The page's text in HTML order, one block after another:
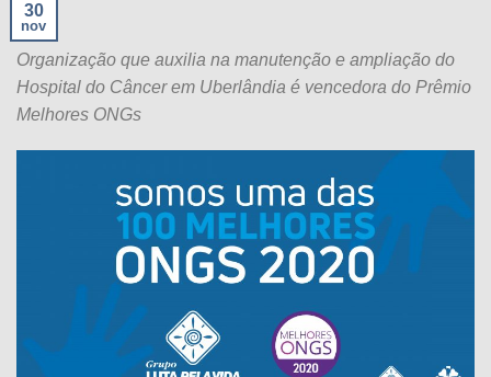
30
nov
Organização que auxilia na manutenção e ampliação do
Hospital do Câncer em Uberlândia é vencedora do Prêmio
Melhores ONGs